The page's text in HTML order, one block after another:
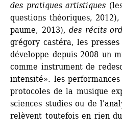
des pratiques artistiques
questions théoriques, 2012),
paume, 2013), des récits
grégory castéra, les
développe depuis 2008 un
comme instrument de
intensité». les
protocoles de la musique
sciences studies ou de
relèvent toutefois en rien